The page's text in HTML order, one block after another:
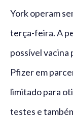
York operam
terça-feira. A
possível vacina
Pfizer em
limitado para
testes e